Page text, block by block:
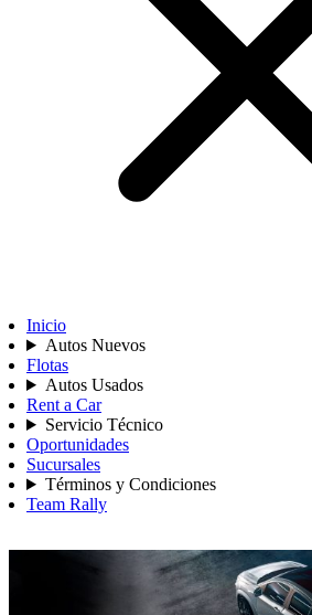
Inicio
Autos Nuevos
Flotas
Autos Usados
Rent a Car
Servicio Técnico
Oportunidades
Sucursales
Términos y Condiciones
Team Rally